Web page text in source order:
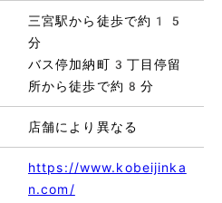
三宮駅から徒歩で約15
分
バス停加納町3丁目停留
所から徒歩で約8分
店舗により異なる
https://www.kobeijinka
n.com/